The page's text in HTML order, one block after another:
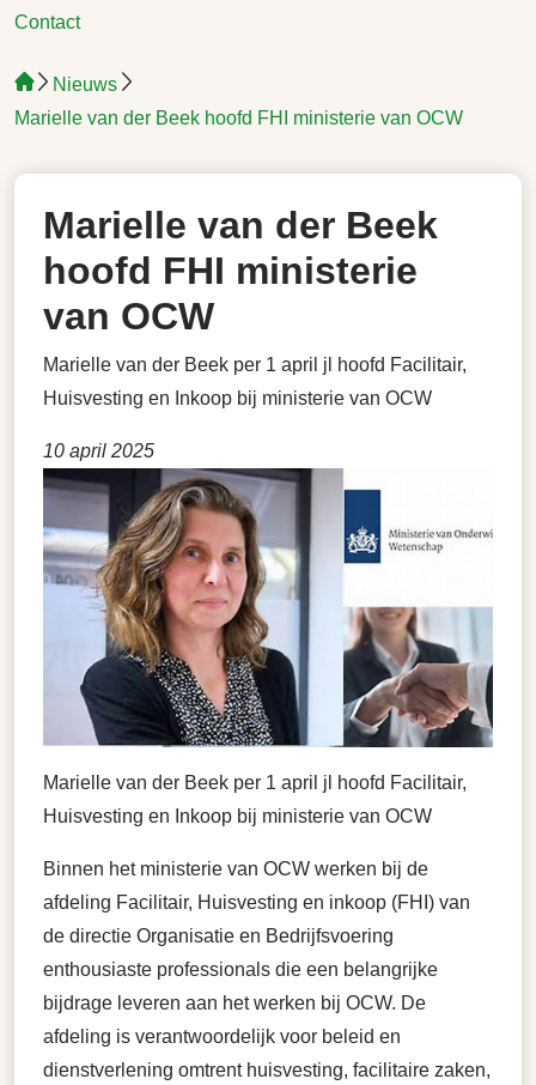
Contact
Nieuws
Marielle van der Beek hoofd FHI ministerie van OCW
Marielle van der Beek
hoofd FHI ministerie
van OCW
Marielle van der Beek per 1 april jl hoofd Facilitair,
Huisvesting en Inkoop bij ministerie van OCW
10 april 2025
Marielle van der Beek per 1 april jl hoofd Facilitair,
Huisvesting en Inkoop bij ministerie van OCW
Binnen het ministerie van OCW werken bij de
afdeling Facilitair, Huisvesting en inkoop (FHI) van
de directie Organisatie en Bedrijfsvoering
enthousiaste professionals die een belangrijke
bijdrage leveren aan het werken bij OCW. De
afdeling is verantwoordelijk voor beleid en
dienstverlening omtrent huisvesting, facilitaire zaken,